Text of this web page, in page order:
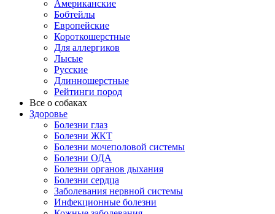
Американские
Бобтейлы
Европейские
Короткошерстные
Для аллергиков
Лысые
Русские
Длинношерстные
Рейтинги пород
Все о собаках
Здоровье
Болезни глаз
Болезни ЖКТ
Болезни мочеполовой системы
Болезни ОДА
Болезни органов дыхания
Болезни сердца
Заболевания нервной системы
Инфекционные болезни